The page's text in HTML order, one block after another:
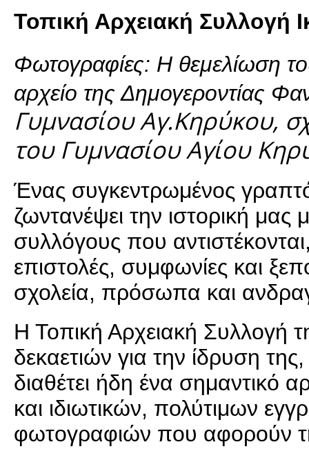
Τοπική Αρχειακή Συλλογή
Φωτογραφίες: Η θεμελίωση
αρχείο της Δημογεροντίας
Γυμνασίου Αγ.Κηρύκου,
του Γυμνασίου Αγίου
Ένας συγκεντρωμένος
ζωντανέψει την ιστορική
συλλόγους που
επιστολές, συμφωνίες και
σχολεία, πρόσωπα και
Η Τοπική Αρχειακή Συλλογή
δεκαετιών για την ίδρυση
διαθέτει ήδη ένα σημαντικό
και ιδιωτικών, πολύτιμων
φωτογραφιών που αφορούν